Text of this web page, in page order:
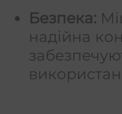
Безпека:
надійна